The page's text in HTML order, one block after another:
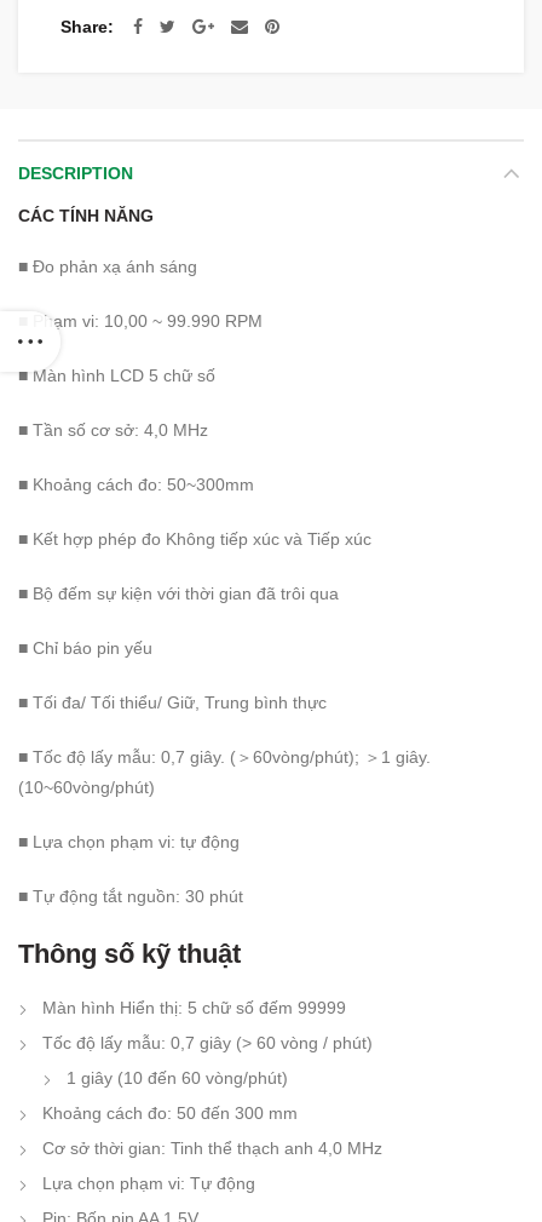
Share
DESCRIPTION
CÁC TÍNH NĂNG
■ Đo phản xạ ánh sáng
■ Phạm vi: 10,00 ~ 99.990 RPM
■ Màn hình LCD 5 chữ số
■ Tần số cơ sở: 4,0 MHz
■ Khoảng cách đo: 50~300mm
■ Kết hợp phép đo Không tiếp xúc và Tiếp xúc
■ Bộ đếm sự kiện với thời gian đã trôi qua
■ Chỉ báo pin yếu
■ Tối đa/ Tối thiểu/ Giữ, Trung bình thực
■ Tốc độ lấy mẫu: 0,7 giây. (＞60vòng/phút); ＞1 giây.
(10~60vòng/phút)
■ Lựa chọn phạm vi: tự động
■ Tự động tắt nguồn: 30 phút
Thông số kỹ thuật
Màn hình Hiển thị: 5 chữ số đếm 99999
Tốc độ lấy mẫu: 0,7 giây (> 60 vòng / phút)
1 giây (10 đến 60 vòng/phút)
Khoảng cách đo: 50 đến 300 mm
Cơ sở thời gian: Tinh thể thạch anh 4,0 MHz
Lựa chọn phạm vi: Tự động